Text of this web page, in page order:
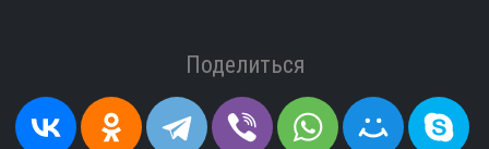
Поделиться